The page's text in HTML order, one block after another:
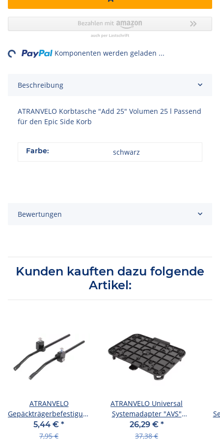
Komponenten werden geladen ...
Beschreibung
ATRANVELO Korbtasche "Add 25" Volumen 25 l Passend
für den Epic Side Korb
Farbe: schwarz
Bewertungen
Kunden kauften dazu folgende
Artikel:
ATRANVELO
Gepäckträgerbefestigung
Auf Ösen, in all 300 mm,
matt s
5,44 € *
7,95 €
ATRANVELO Universal
Systemadapter "AVS"
Für Atran schwarz
26,29 € *
37,38 €